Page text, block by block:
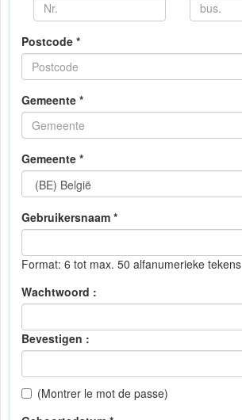
Postcode *
Gemeente *
Gemeente *
Gebruikersnaam *
Format: 6 tot max. 50 alfanumerieke tekens
Wachtwoord :
Bevestigen :
(Montrer le mot de passe)